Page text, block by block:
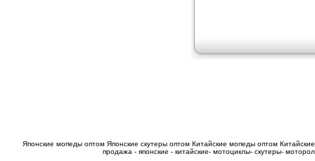
Японские мопеды оптом Японские скутеры оптом Китайские мопеды оптом
продажа - японские - китайские- мотоциклы- скутеры-